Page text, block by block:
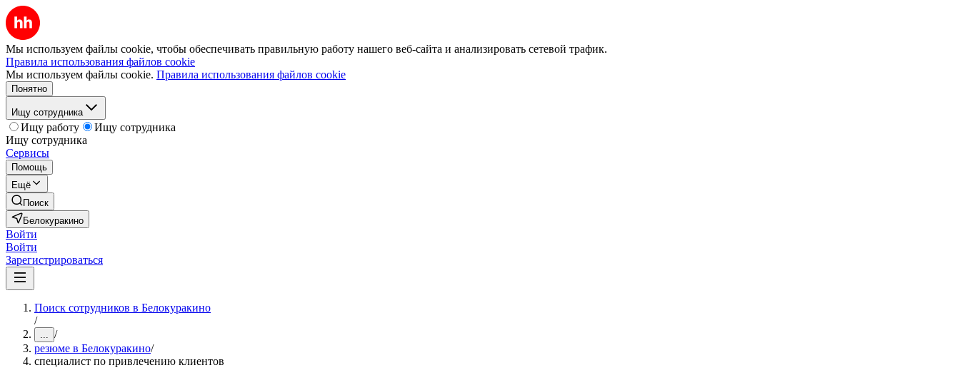
Мы используем файлы cookie, чтобы обеспечивать правильную работу нашего веб-сайта и анализировать сетевой трафик.
Правила использования файлов cookie
Мы используем файлы cookie. Правила использования файлов cookie
Понятно
Ищу сотрудника
Ищу работу
Ищу сотрудника
Ищу сотрудника
Сервисы
Помощь
Ещё
Поиск
Белокуракино
Войти
Войти
Зарегистрироваться
Поиск сотрудников в Белокуракино
/
... /
резюме в Белокуракино/
специалист по привлечению клиентов